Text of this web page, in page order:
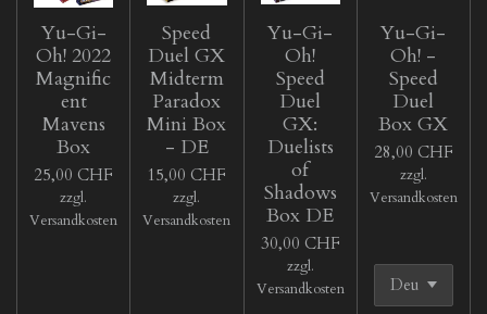
Yu-Gi-
Oh! 2022
Magnific
ent
Mavens
Box
25,00 CHF
zzgl.
Versandkosten
Speed
Duel GX
Midterm
Paradox
Mini Box
- DE
15,00 CHF
zzgl.
Versandkosten
Yu-Gi-
Oh!
Speed
Duel
GX:
Duelists
of
Shadows
Box DE
30,00 CHF
zzgl.
Versandkosten
Yu-Gi-
Oh! -
Speed
Duel
Box GX
28,00 CHF
zzgl.
Versandkosten